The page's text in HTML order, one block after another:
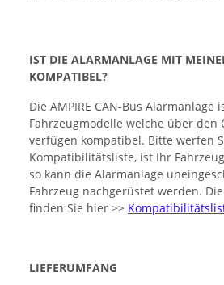
IST DIE ALARMANLAGE MIT
KOMPATIBEL?
Die AMPIRE CAN-Bus Alarmanlage
Fahrzeugmodelle welche über den
verfügen kompatibel. Bitte werfen
Kompatibilitätsliste, ist Ihr
so kann die Alarmanlage
Fahrzeug nachgerüstet werden.
finden Sie hier >>
LIEFERUMFANG